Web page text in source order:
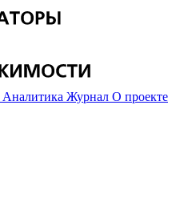
Аналитика Журнал О проекте